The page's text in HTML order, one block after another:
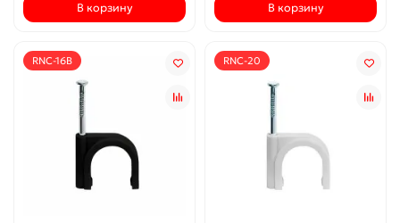
В корзину В корзину
RNC-16B RNC-20